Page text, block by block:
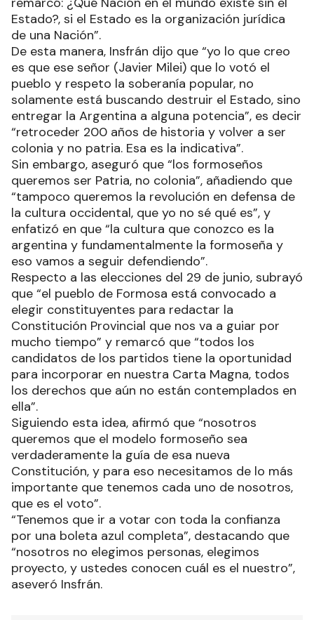
Estado?, si el Estado es la organización jurídica
de una Nación”.
De esta manera, Insfrán dijo que “yo lo que creo
es que ese señor (Javier Milei) que lo votó el
pueblo y respeto la soberanía popular, no
solamente está buscando destruir el Estado, sino
entregar la Argentina a alguna potencia”, es decir
“retroceder 200 años de historia y volver a ser
colonia y no patria. Esa es la indicativa”.
Sin embargo, aseguró que “los formoseños
queremos ser Patria, no colonia”, añadiendo que
“tampoco queremos la revolución en defensa de
la cultura occidental, que yo no sé qué es”, y
enfatizó en que “la cultura que conozco es la
argentina y fundamentalmente la formoseña y
eso vamos a seguir defendiendo”.
Respecto a las elecciones del 29 de junio, subrayó
que “el pueblo de Formosa está convocado a
elegir constituyentes para redactar la
Constitución Provincial que nos va a guiar por
mucho tiempo” y remarcó que “todos los
candidatos de los partidos tiene la oportunidad
para incorporar en nuestra Carta Magna, todos
los derechos que aún no están contemplados en
ella”.
Siguiendo esta idea, afirmó que “nosotros
queremos que el modelo formoseño sea
verdaderamente la guía de esa nueva
Constitución, y para eso necesitamos de lo más
importante que tenemos cada uno de nosotros,
que es el voto”.
“Tenemos que ir a votar con toda la confianza
por una boleta azul completa”, destacando que
“nosotros no elegimos personas, elegimos
proyecto, y ustedes conocen cuál es el nuestro”,
aseveró Insfrán.